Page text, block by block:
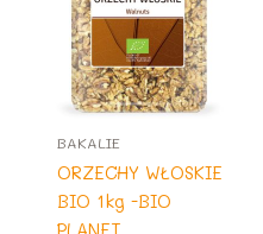
BAKALIE
ORZECHY WŁOSKIE
BIO 1kg -BIO